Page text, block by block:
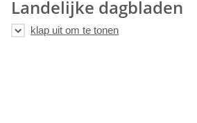
Landelijke dagbladen